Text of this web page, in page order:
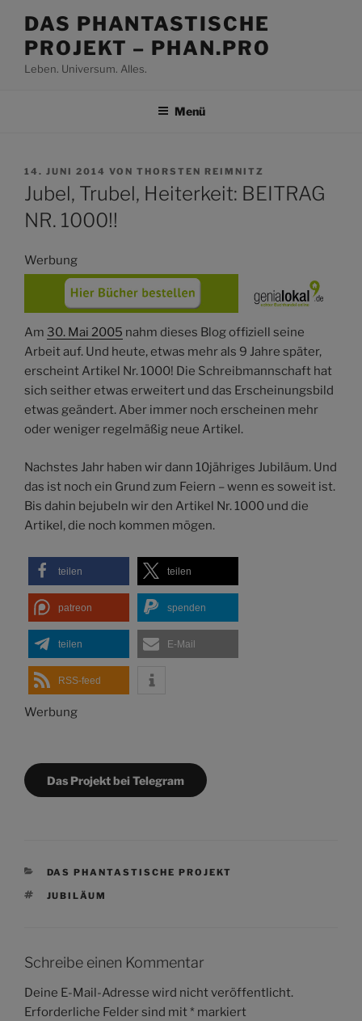
Inhalt
springen
DAS PHANTASTISCHE
PROJEKT – PHAN.PRO
Leben. Universum. Alles.
Menü
VERÖFFENTLICHT
AM
14. JUNI 2014 VON THORSTEN REIMNITZ
Jubel, Trubel, Heiterkeit: BEITRAG
NR. 1000!!
Werbung
Am 30. Mai 2005 nahm dieses Blog offiziell seine
Arbeit auf. Und heute, etwas mehr als 9 Jahre später,
erscheint Artikel Nr. 1000! Die Schreibmannschaft hat
sich seither etwas erweitert und das Erscheinungsbild
etwas geändert. Aber immer noch erscheinen mehr
oder weniger regelmäßig neue Artikel.
Nachstes Jahr haben wir dann 10jähriges Jubiläum. Und
das ist noch ein Grund zum Feiern – wenn es soweit ist.
Bis dahin bejubeln wir den Artikel Nr. 1000 und die
Artikel, die noch kommen mögen.
teilen teilen
patreon spenden
teilen E-Mail
RSS-feed
Werbung
Das Projekt bei Telegram
KATEGORIEN
DAS PHANTASTISCHE PROJEKT
SCHLAGWÖRTER
JUBILÄUM
Schreibe einen Kommentar
Deine E-Mail-Adresse wird nicht veröffentlicht.
Erforderliche Felder sind mit* markiert